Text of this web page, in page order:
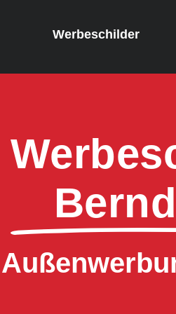
Werbeschilder